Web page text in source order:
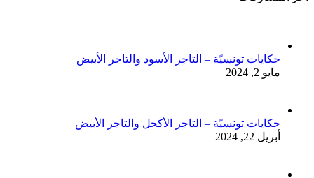
حكايات تونسيّة – التاجر الأسود والتاجر الأبيض
مايو 2, 2024
حكايات تونسيّة – التاجر الأكحل والتاجر الأبيض
أبريل 22, 2024